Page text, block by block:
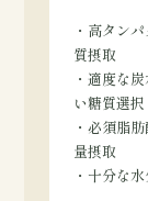
・高タン
質摂取
・適度な
い糖質選択
・必須脂
量摂取
・十分な